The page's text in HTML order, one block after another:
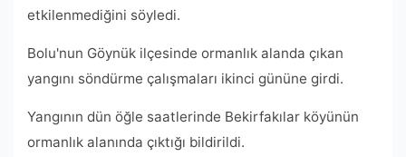
etkilenmediğini söyledi.
Bolu'nun Göynük ilçesinde ormanlık alanda çıkan
yangını söndürme çalışmaları ikinci gününe girdi.
Yangının dün öğle saatlerinde Bekirfakılar köyünün
ormanlık alanında çıktığı bildirildi.